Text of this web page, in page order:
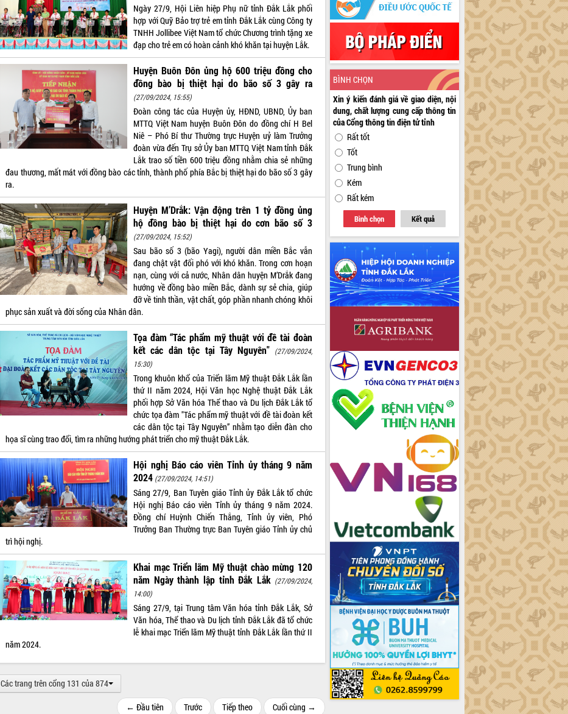
Ngày 27/9, Hội Liên hiệp Phụ nữ tỉnh Đắk Lắk phối
hợp với Quỹ Bảo trợ trẻ em tỉnh Đắk Lắk cùng Công ty
TNHH Jollibee Việt Nam tổ chức Chương trình tặng xe
đạp cho trẻ em có hoàn cảnh khó khăn tại huyện Lắk.
Huyện Buôn Đôn ủng hộ 600 triệu đồng cho
đồng bào bị thiệt hại do bão số 3 gây ra
(27/09/2024, 15:55)
Đoàn công tác của Huyện ủy, HĐND, UBND, Ủy ban
MTTQ Việt Nam huyện Buôn Đôn do đồng chí H Bel
Niê – Phó Bí thư Thường trực Huyện uỷ làm Trưởng
đoàn vừa đến Trụ sở Ủy ban MTTQ Việt Nam tỉnh Đắk
Lắk trao số tiền 600 triệu đồng nhằm chia sẻ những
đau thương, mất mát với đồng bào các tỉnh, thành phố phía Bắc bị thiệt hại do bão số 3 gây
ra.
Huyện M’Drắk: Vận động trên 1 tỷ đồng ủng
hộ đồng bào bị thiệt hại do cơn bão số 3
(27/09/2024, 15:52)
Sau bão số 3 (bão Yagi), người dân miền Bắc vẫn
đang chật vật đối phó với khó khăn. Trong cơn hoạn
nạn, cùng với cả nước, Nhân dân huyện M’Drắk đang
hướng về đồng bào miền Bắc, dành sự sẻ chia, giúp
đỡ về tinh thần, vật chất, góp phần nhanh chóng khôi
phục sản xuất và đời sống của Nhân dân.
Tọa đàm “Tác phẩm mỹ thuật với đề tài đoàn
kết các dân tộc tại Tây Nguyên" (27/09/2024,
15:30)
Trong khuôn khổ của Triển lãm Mỹ thuật Đắk Lắk lần
thứ II năm 2024, Hội Văn học Nghệ thuật Đắk Lắk
phối hợp Sở Văn hóa Thể thao và Du lịch Đắk Lắk tổ
chức tọa đàm "Tác phẩm mỹ thuật với đề tài đoàn kết
các dân tộc tại Tây Nguyên” nhằm tạo diễn đàn cho
họa sĩ cùng trao đổi, tìm ra những hướng phát triển cho mỹ thuật Đắk Lắk.
Hội nghị Báo cáo viên Tỉnh ủy tháng 9 năm
2024 (27/09/2024, 14:51)
Sáng 27/9, Ban Tuyên giáo Tỉnh ủy Đắk Lắk tổ chức
Hội nghị Báo cáo viên Tỉnh ủy tháng 9 năm 2024.
Đồng chí Huỳnh Chiến Thắng, Tỉnh ủy viên, Phó
Trưởng Ban Thường trực Ban Tuyên giáo Tỉnh ủy chủ
trì hội nghị.
Khai mạc Triển lãm Mỹ thuật chào mừng 120
năm Ngày thành lập tỉnh Đắk Lắk (27/09/2024,
14:00)
Sáng 27/9, tại Trung tâm Văn hóa tỉnh Đắk Lắk, Sở
Văn hóa, Thể thao và Du lịch tỉnh Đắk Lắk đã tổ chức
lễ khai mạc Triển lãm Mỹ thuật tỉnh Đắk Lắk lần thứ II
năm 2024.
Các trang trên cổng 131 của 874
← Đầu tiên Trước Tiếp theo Cuối cùng →
BÌNH CHỌN
Xin ý kiến đánh giá về giao diện, nội
dung, chất lượng cung cấp thông tin
của Cổng thông tin điện tử tỉnh
Rất tốt
Tốt
Trung bình
Kém
Rất kém
Bình chọn Kết quả